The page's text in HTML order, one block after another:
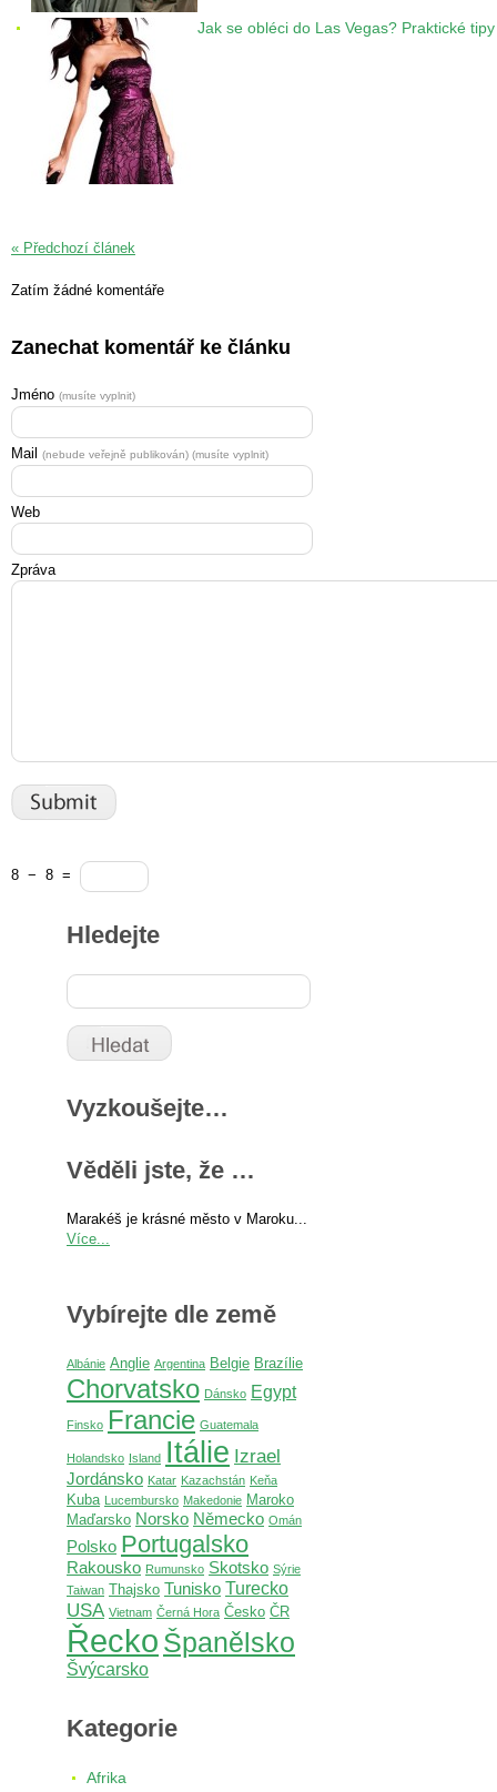
Jak se obléci do Las Vegas? Praktické
« Předchozí článek
Zatím žádné komentáře
Zanechat komentář ke článku
Jméno (musíte vyplnit)
Mail (nebude veřejně publikován) (musíte vyplnit)
Web
Zpráva
8 − 8 =
Hledejte
Vyzkoušejte…
Věděli jste, že …
Marakéš je krásné město v Maroku...
Více...
Vybírejte dle země
Albánie Anglie Argentina Belgie Brazílie
Chorvatsko Dánsko Egypt
Finsko Francie Guatemala
Holandsko Island Itálie Izrael
Jordánsko Katar Kazachstán Keňa
Kuba Lucembursko Makedonie Maroko
Maďarsko Norsko Německo Omán
Polsko Portugalsko
Rakousko Rumunsko Skotsko Sýrie
Taiwan Thajsko Tunisko Turecko
USA Vietnam Černá Hora Česko ČR
Řecko Španělsko
Švýcarsko
Kategorie
Afrika